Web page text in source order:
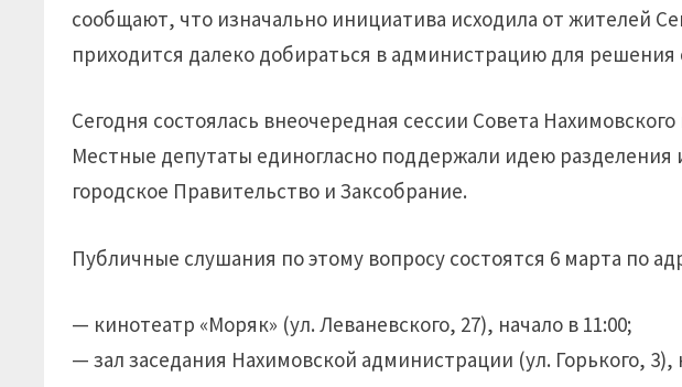
сообщают, что изначально инициатива исходила от жителей
приходится далеко добираться в администрацию для решения
Сегодня состоялась внеочередная сессии Совета
Местные депутаты единогласно поддержали идею
городское Правительство и Заксобрание.
Публичные слушания по этому вопросу состоятся 6 марта по
— кинотеатр «Моряк» (ул. Леваневского, 27), начало в 11:00;
— зал заседания Нахимовской администрации (ул. Горького, 3),